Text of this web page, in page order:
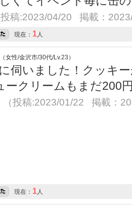
投稿:2023/04/20 掲載：
現在： 1人
女性/金沢市/30代/Lv.23）
伺いました！クッキ
ークリームもまだ200
（投稿:2023/01/22 掲載：
現在： 1人